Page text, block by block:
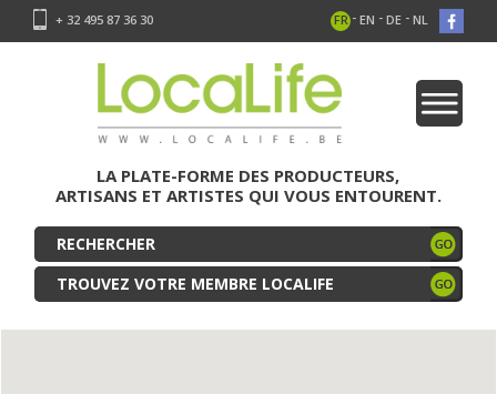
+ 32 495 87 36 30 FR - EN - DE - NL
LA PLATE-FORME DES PRODUCTEURS,
ARTISANS ET ARTISTES QUI VOUS ENTOURENT.
TROUVEZ VOTRE MEMBRE LOCALIFE